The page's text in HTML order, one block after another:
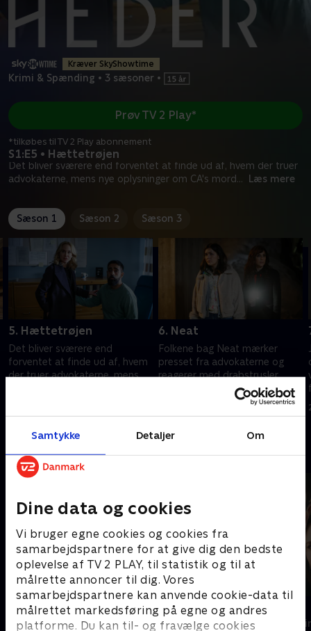
Samtykke Detaljer Om
Dine data og cookies
Vi bruger egne cookies og cookies fra
samarbejdspartnere for at give dig den bedste
oplevelse af TV 2 PLAY, til statistik og til at
målrette annoncer til dig. Vores
samarbejdspartnere kan anvende cookie-data til
målrettet markedsføring på egne og andres
platforme. Du kan til- og fravælge cookies
Kræver SkyShowtime
Krimi & Spænding • 3 sæsoner •
S1:E5 • Hættetrøjen
Det bliver sværere end forventet at finde ud af, hvem der truer
advokaterne, mens nye oplysninger om CA's mord... Læs mere
Prøv TV 2 Play*
*tilkøbes til TV 2 Play abonnement
Sæson 1 Sæson 2 Sæson 3
5. Hættetrøjen
Det bliver sværere end
forventet at finde ud af, hvem
der truer advokaterne, mens
6. Neat
Folkene bag Neat mærker
presset fra advokaterne og
reagerer med drabstrusler.
2. februar 2026 • 44 min
Andre så også
The Au Pair
Krimi & Spænding • 1 sæsoner
Top Dog
Krimi &